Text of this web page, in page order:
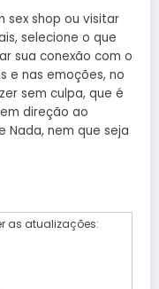
sex shop ou visitar
selecione o que
sua conexão com o
e nas emoções, no
sem culpa, que é
direção ao
Nada, nem que seja
as atualizações: